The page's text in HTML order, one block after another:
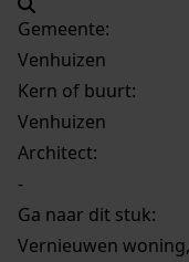
Gemeente:
Venhuizen
Kern of buurt:
Venhuizen
Architect:
-
Ga naar dit stuk:
Vernieuwen